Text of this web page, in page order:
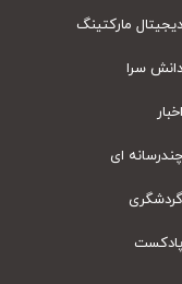
مارکتینگ
سرا
ای